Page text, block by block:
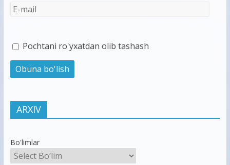
Pochtani ro'yxatdan olib tashash
ARXIV
Bo'limlar